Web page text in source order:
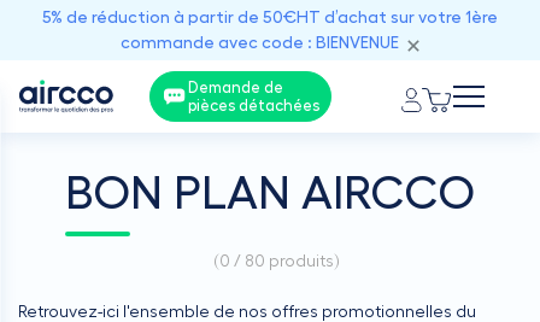
5% de réduction à partir de 50€HT d’achat sur votre 1ère
commande avec code : BIENVENUE
Demande de
pièces détachées
BON PLAN AIRCCO
(0 / 80 produits)
Retrouvez-ici l'ensemble de nos offres promotionnelles du